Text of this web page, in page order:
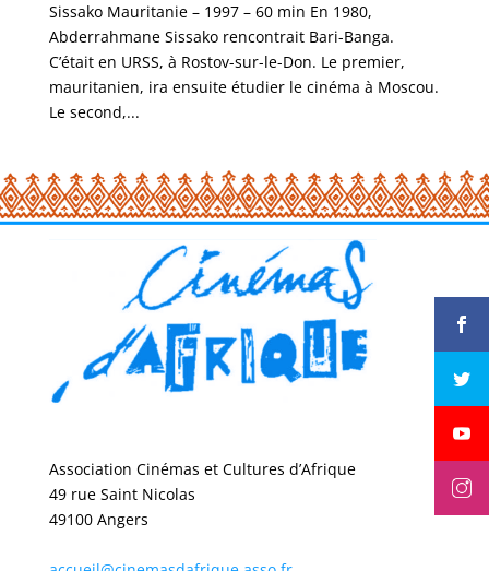
Sissako Mauritanie – 1997 – 60 min En 1980,
Abderrahmane Sissako rencontrait Bari-Banga.
C’était en URSS, à Rostov-sur-le-Don. Le premier,
mauritanien, ira ensuite étudier le cinéma à Moscou.
Le second,...
Association Cinémas et Cultures d’Afrique
49 rue Saint Nicolas
49100 Angers